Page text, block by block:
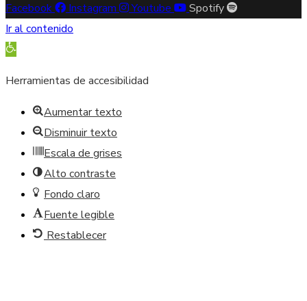
Facebook Instagram Youtube
Spotify
Ir al contenido
Abrir barra de herramientas
Herramientas de accesibilidad
Aumentar texto
Disminuir texto
Escala de grises
Alto contraste
Fondo claro
Fuente legible
Restablecer